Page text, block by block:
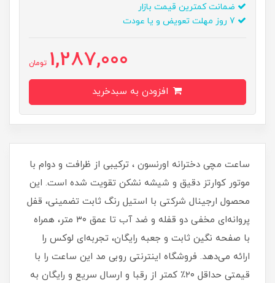
ضمانت کمترین قیمت بازار
1,287,000 تومان
ساعت مچی دخترانه اورنسون ، ترکیبی از ظرافت و دوام با
موتور کوارتز دقیق و شیشه نشکن تقویت شده است. این
محصول ارجینال شرکتی با استیل رنگ ثابت تضمینی، قفل
پروانه‌ای مخفی دو قفله و ضد آب تا عمق ۳۰ متر، همراه
با صفحه نگین ثابت و جعبه رایگان، تجربه‌ای لوکس را
ارائه می‌دهد. فروشگاه اینترنتی روبی مد این ساعت را با
قیمتی حداقل ۲۰٪ کمتر از رقبا و ارسال سریع و رایگان به